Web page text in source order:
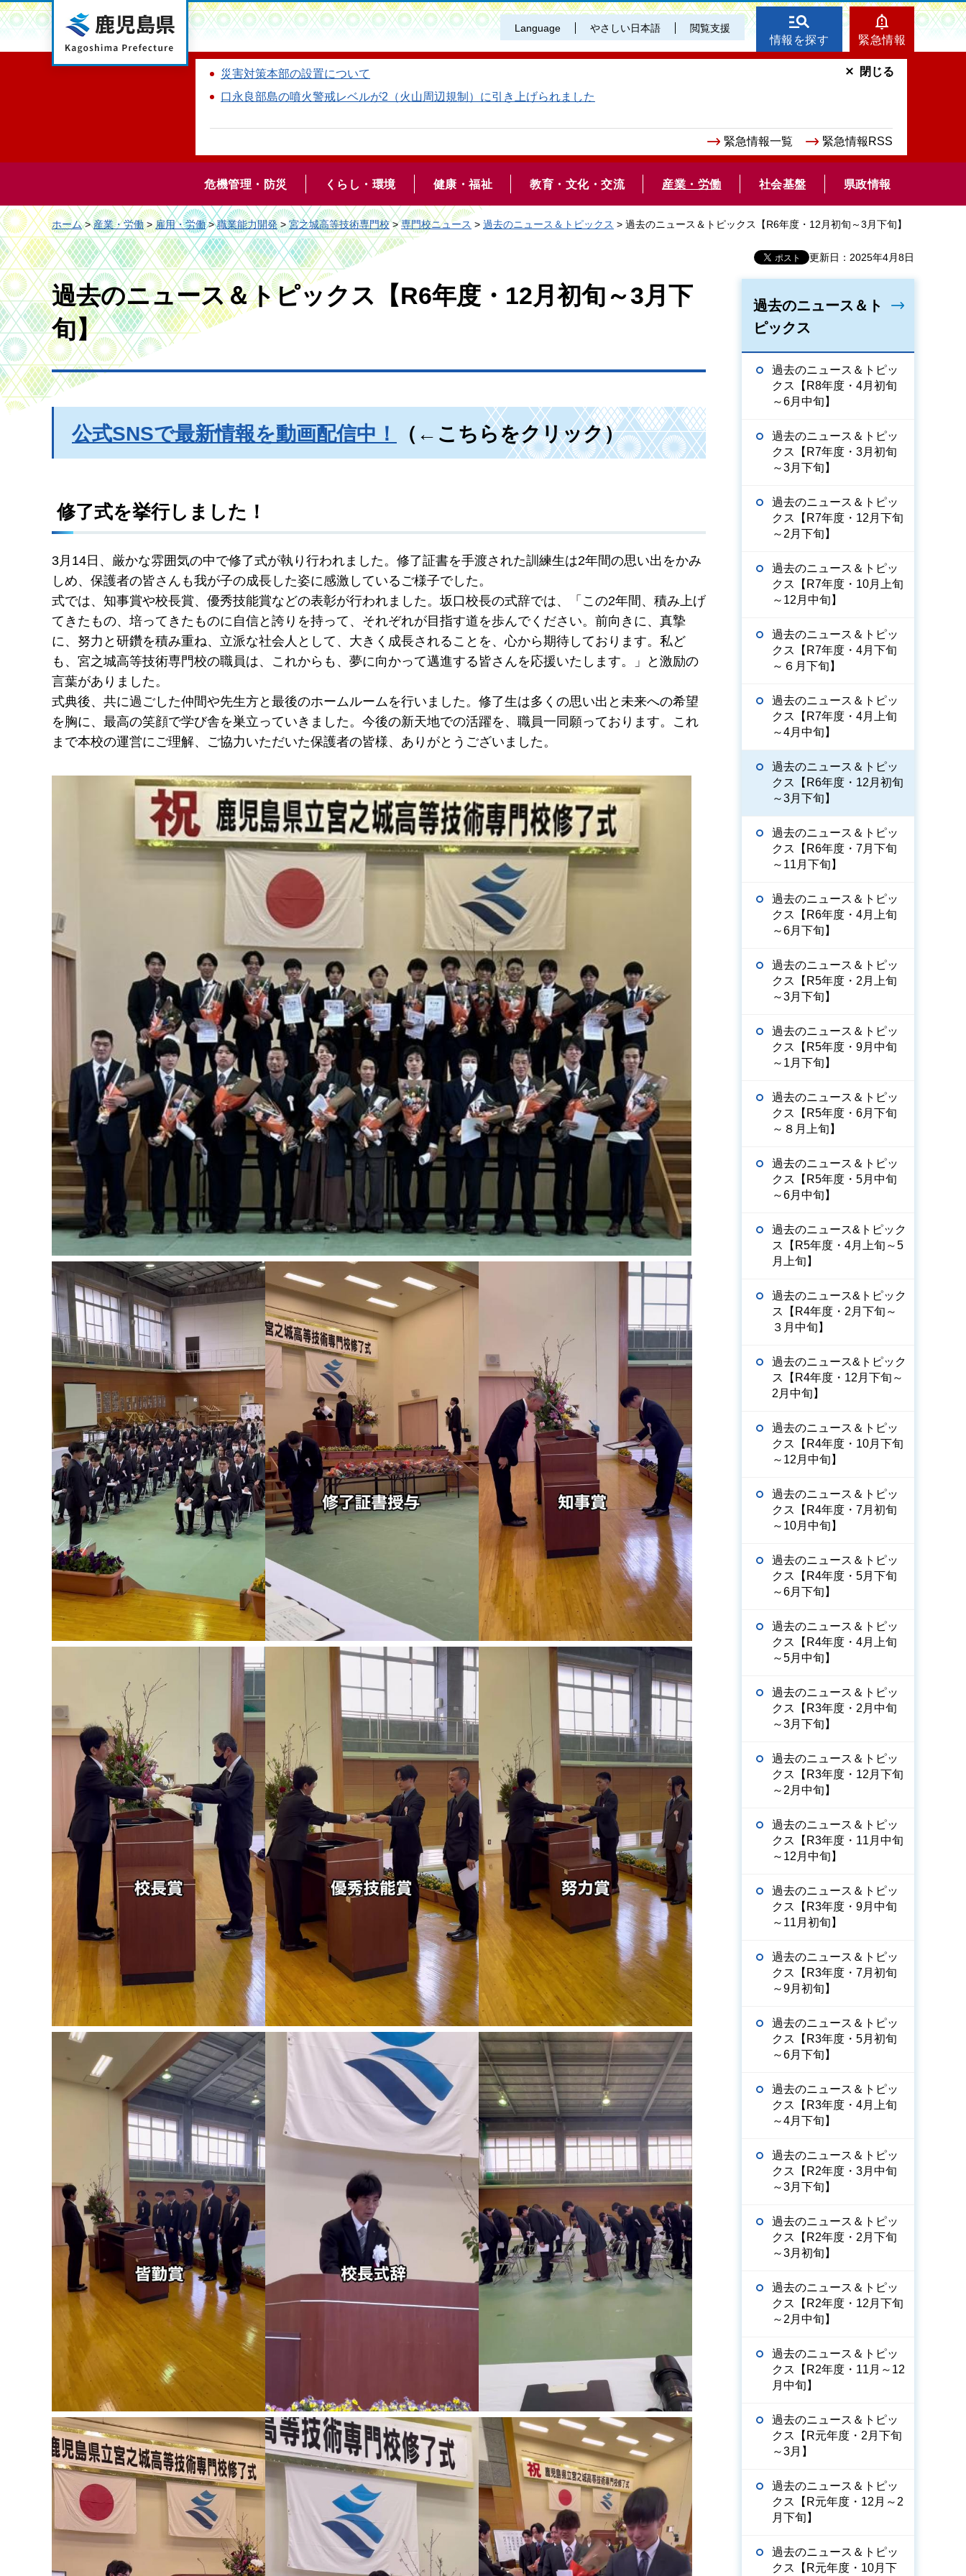
鹿児島県 Language やさしい日本語 閲覧支援
情報を探す 緊急情報
災害対策本部の設置について
口永良部島の噴火警戒レベルが2（火山周辺規制）に引き上げられました
緊急情報一覧 緊急情報RSS
閉じる
危機管理・防災 くらし・環境 健康・福祉 教育・文化・交流 産業・労働 社会基盤 県政情報
ホーム>産業・労働>雇用・労働>職業能力開発>宮之城高等技術専門校>専門校ニュース > 過去のニュース＆トピックス > 過去のニュース＆トピックス【R6年度・12月初旬～3月下旬】
更新日：2025年4月8日
過去のニュース＆トピックス【R6年度・12月初旬～3月下
旬】
公式SNSで最新情報を動画配信中！ （←こちらをクリック）
修了式を挙行しました！
3月14日、厳かな雰囲気の中で修了式が執り行われました。修了証書を手渡された訓練生は2年間の思い出をかみ
しめ、保護者の皆さんも我が子の成長した姿に感激しているご様子でした。
式では、知事賞や校長賞、優秀技能賞などの表彰が行われました。坂口校長の式辞では、「この2年間、積み上げ
てきたもの、培ってきたものに自信と誇りを持って、それぞれが目指す道を歩んでください。前向きに、真摯
に、努力と研鑽を積み重ね、立派な社会人として、大きく成長されることを、心から期待しております。私ど
も、宮之城高等技術専門校の職員は、これからも、夢に向かって邁進する皆さんを応援いたします。」と激励の
言葉がありました。
式典後、共に過ごした仲間や先生方と最後のホームルームを行いました。修了生は多くの思い出と未来への希望
を胸に、最高の笑顔で学び舎を巣立っていきました。今後の新天地での活躍を、職員一同願っております。これ
まで本校の運営にご理解、ご協力いただいた保護者の皆様、ありがとうございました。
過去のニュース＆ト
ピックス
過去のニュース＆トピッ
クス【R8年度・4月初旬
～6月中旬】
過去のニュース＆トピッ
クス【R7年度・3月初旬
～3月下旬】
過去のニュース＆トピッ
クス【R7年度・12月下旬
～2月下旬】
過去のニュース＆トピッ
クス【R7年度・10月上旬
～12月中旬】
過去のニュース＆トピッ
クス【R7年度・4月下旬
～６月下旬】
過去のニュース＆トピッ
クス【R7年度・4月上旬
～4月中旬】
過去のニュース＆トピッ
クス【R6年度・12月初旬
～3月下旬】
過去のニュース＆トピッ
クス【R6年度・7月下旬
～11月下旬】
過去のニュース＆トピッ
クス【R6年度・4月上旬
～6月下旬】
過去のニュース＆トピッ
クス【R5年度・2月上旬
～3月下旬】
過去のニュース＆トピッ
クス【R5年度・9月中旬
～1月下旬】
過去のニュース＆トピッ
クス【R5年度・6月下旬
～８月上旬】
過去のニュース＆トピッ
クス【R5年度・5月中旬
～6月中旬】
過去のニュース&トピック
ス【R5年度・4月上旬～5
月上旬】
過去のニュース&トピック
ス【R4年度・2月下旬～
３月中旬】
過去のニュース&トピック
ス【R4年度・12月下旬～
2月中旬】
過去のニュース＆トピッ
クス【R4年度・10月下旬
～12月中旬】
過去のニュース＆トピッ
クス【R4年度・7月初旬
～10月中旬】
過去のニュース＆トピッ
クス【R4年度・5月下旬
～6月下旬】
過去のニュース＆トピッ
クス【R4年度・4月上旬
～5月中旬】
過去のニュース＆トピッ
クス【R3年度・2月中旬
～3月下旬】
過去のニュース＆トピッ
クス【R3年度・12月下旬
～2月中旬】
過去のニュース＆トピッ
クス【R3年度・11月中旬
～12月中旬】
過去のニュース＆トピッ
クス【R3年度・9月中旬
～11月初旬】
過去のニュース＆トピッ
クス【R3年度・7月初旬
～9月初旬】
過去のニュース＆トピッ
クス【R3年度・5月初旬
～6月下旬】
過去のニュース＆トピッ
クス【R3年度・4月上旬
～4月下旬】
過去のニュース＆トピッ
クス【R2年度・3月中旬
～3月下旬】
過去のニュース＆トピッ
クス【R2年度・2月下旬
～3月初旬】
過去のニュース＆トピッ
クス【R2年度・12月下旬
～2月中旬】
過去のニュース＆トピッ
クス【R2年度・11月～12
月中旬】
過去のニュース＆トピッ
クス【R元年度・2月下旬
～3月】
過去のニュース＆トピッ
クス【R元年度・12月～2
月下旬】
過去のニュース＆トピッ
クス【R元年度・10月下